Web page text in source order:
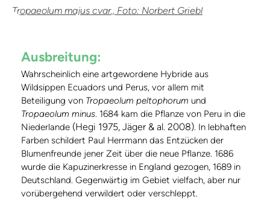
Tropaeolum majus cvar., Foto: Norbert Griebl
Ausbreitung:
Wahrscheinlich eine artgewordene Hybride aus
Wildsippen Ecuadors und Perus, vor allem mit
Beteiligung von Tropaeolum peltophorum und
Tropaeolum minus. 1684 kam die Pflanze von Peru in die
Niederlande (Hegi 1975, Jäger & al. 2008). In lebhaften
Farben schildert Paul Herrmann das Entzücken der
Blumenfreunde jener Zeit über die neue Pflanze. 1686
wurde die Kapuzinerkresse in England gezogen, 1689 in
Deutschland. Gegenwärtig im Gebiet vielfach, aber nur
vorübergehend verwildert oder verschleppt.